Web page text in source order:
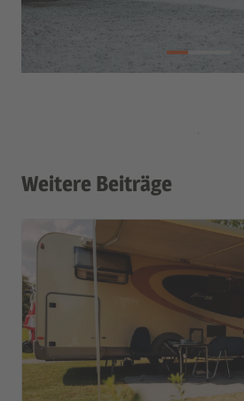
Weitere Beiträge